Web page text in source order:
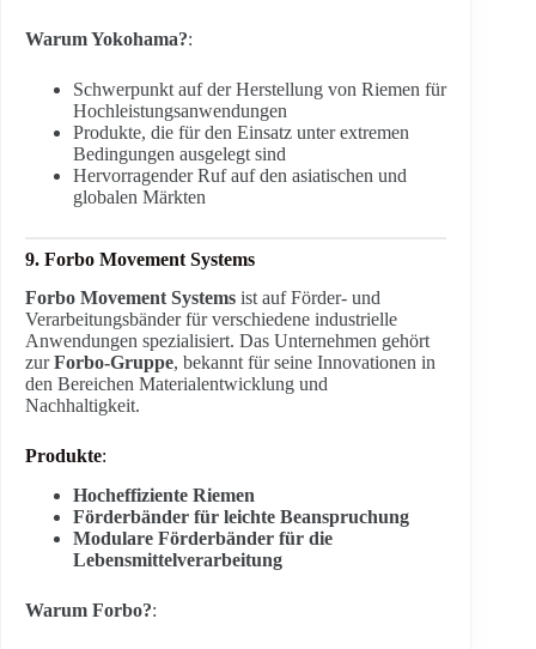
Warum Yokohama?:
Schwerpunkt auf der Herstellung von Riemen für
Hochleistungsanwendungen
Produkte, die für den Einsatz unter extremen
Bedingungen ausgelegt sind
Hervorragender Ruf auf den asiatischen und
globalen Märkten
9. Forbo Movement Systems
Forbo Movement Systems ist auf Förder- und
Verarbeitungsbänder für verschiedene industrielle
Anwendungen spezialisiert. Das Unternehmen gehört
zurForbo-Gruppe, bekannt für seine Innovationen in
den Bereichen Materialentwicklung und
Nachhaltigkeit.
Produkte:
Hocheffiziente Riemen
Förderbänder für leichte Beanspruchung
Modulare Förderbänder für die
Lebensmittelverarbeitung
Warum Forbo?: